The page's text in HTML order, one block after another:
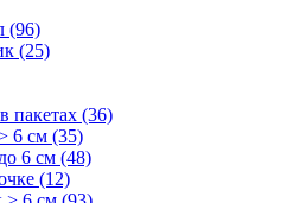
(96)
(25)
пакетах (36)
6 см (35)
6 см (48)
(12)